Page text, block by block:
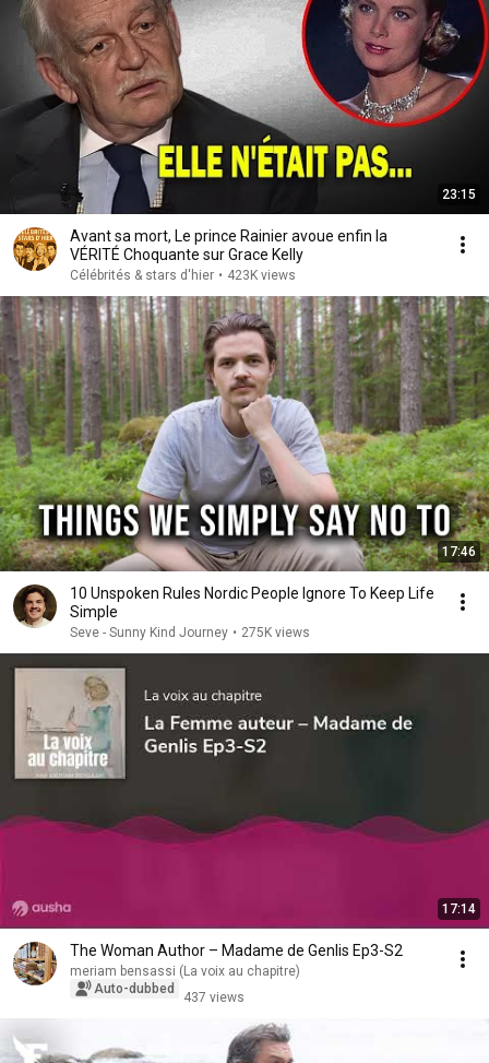
23:15
Avant sa mort, Le prince Rainier avoue enfin la
VÉRITÉ Choquante sur Grace Kelly
Célébrités & stars d'hier • 423K views
17:46
10 Unspoken Rules Nordic People Ignore To Keep Life
Simple
Seve - Sunny Kind Journey • 275K views
17:14
The Woman Author – Madame de Genlis Ep3-S2
meriam bensassi (La voix au chapitre)
Auto-dubbed
437 views